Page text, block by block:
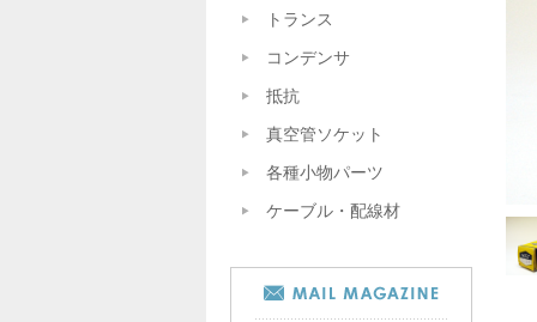
トランス
コンデンサ
抵抗
真空管ソケット
各種小物パーツ
ケーブル・配線材